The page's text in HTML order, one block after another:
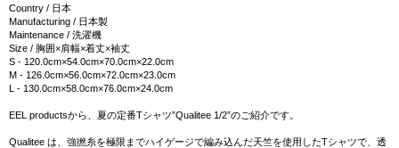
Country / 日本
Manufacturing / 日本製
Maintenance / 洗濯機
Size / 胸囲×肩幅×着丈×袖丈
S - 120.0cm×54.0cm×70.0cm×22.0cm
M - 126.0cm×56.0cm×72.0cm×23.0cm
L - 130.0cm×58.0cm×76.0cm×24.0cm
EEL productsから、夏の定番Tシャツ”Qualitee 1/2”のご紹介です。
Qualitee は、強撚糸を極限までハイゲージで編み込んだ天竺を使用したTシャツで、透